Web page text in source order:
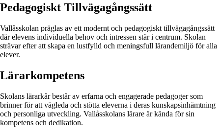
Pedagogiskt Tillvägagångssätt
Vallåsskolan präglas av ett modernt och pedagogiskt tillvägagångssätt
där elevens individuella behov och intressen står i centrum. Skolan
strävar efter att skapa en lustfylld och meningsfull lärandemiljö för alla
elever.
Lärarkompetens
Skolans lärarkår består av erfarna och engagerade pedagoger som
brinner för att vägleda och stötta eleverna i deras kunskapsinhämtning
och personliga utveckling. Vallåsskolans lärare är kända för sin
kompetens och dedikation.